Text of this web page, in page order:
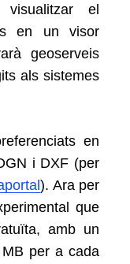
el
en un visor
geoserveis
als sistemes
en
i DXF (per
). Ara per
que
amb un
per a cada